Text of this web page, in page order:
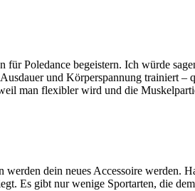
Poledance begeistern. Ich würde
und Körperspannung trainiert
man flexibler wird und die
dein neues Accessoire werden.
Es gibt nur wenige Sportarten, die